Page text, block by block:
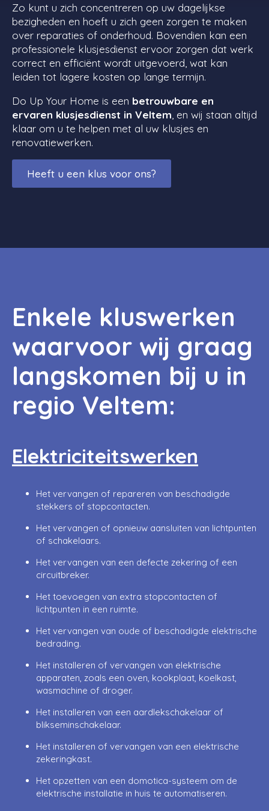
Zo kunt u zich concentreren op uw dagelijkse
bezigheden en hoeft u zich geen zorgen te maken
over reparaties of onderhoud. Bovendien kan een
professionele klusjesdienst ervoor zorgen dat werk
correct en efficiënt wordt uitgevoerd, wat kan
leiden tot lagere kosten op lange termijn.
Do Up Your Home is een betrouwbare en
ervaren klusjesdienst in Veltem , en wij staan altijd
klaar om u te helpen met al uw klusjes en
renovatiewerken.
Heeft u een klus voor ons?
Enkele kluswerken
waarvoor wij graag
langskomen bij u in
regio Veltem:
Elektriciteitswerken
Het vervangen of repareren van beschadigde
stekkers of stopcontacten.
Het vervangen of opnieuw aansluiten van lichtpunten
of schakelaars.
Het vervangen van een defecte zekering of een
circuitbreker.
Het toevoegen van extra stopcontacten of
lichtpunten in een ruimte.
Het vervangen van oude of beschadigde elektrische
bedrading.
Het installeren of vervangen van elektrische
apparaten, zoals een oven, kookplaat, koelkast,
wasmachine of droger.
Het installeren van een aardlekschakelaar of
blikseminschakelaar.
Het installeren of vervangen van een elektrische
zekeringkast.
Het opzetten van een domotica-systeem om de
elektrische installatie in huis te automatiseren.